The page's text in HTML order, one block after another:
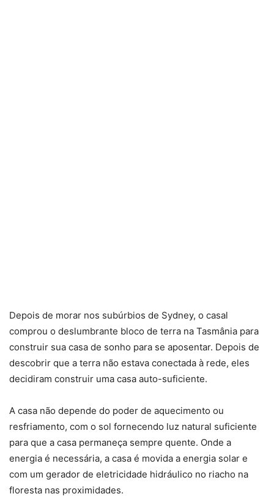
Depois de morar nos subúrbios de Sydney, o casal
comprou o deslumbrante bloco de terra na Tasmânia para
construir sua casa de sonho para se aposentar. Depois de
descobrir que a terra não estava conectada à rede, eles
decidiram construir uma casa auto-suficiente.
A casa não depende do poder de aquecimento ou
resfriamento, com o sol fornecendo luz natural suficiente
para que a casa permaneça sempre quente. Onde a
energia é necessária, a casa é movida a energia solar e
com um gerador de eletricidade hidráulico no riacho na
floresta nas proximidades.